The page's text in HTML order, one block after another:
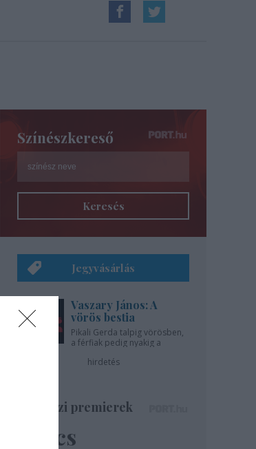
Színészkereső
Keresés
Jegyvásárlás
Vaszary János: A
vörös bestia
Pikali Gerda talpig vörösben,
a férfiak pedig nyakig a
hirdetés
Színházi premierek
Nincs